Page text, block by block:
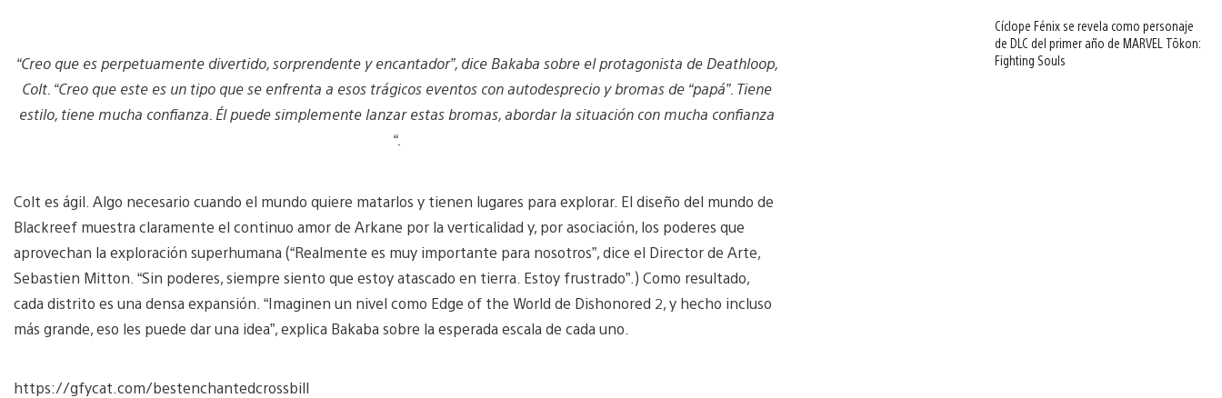
“Creo que es perpetuamente divertido, sorprendente y encantador”, dice Bakaba sobre el protagonista de Deathloop,
Colt. “Creo que este es un tipo que se enfrenta a esos trágicos eventos con autodesprecio y bromas de “papá”. Tiene
estilo, tiene mucha confianza. Él puede simplemente lanzar estas bromas, abordar la situación con mucha confianza
“.
Colt es ágil. Algo necesario cuando el mundo quiere matarlos y tienen lugares para explorar. El diseño del mundo de
Blackreef muestra claramente el continuo amor de Arkane por la verticalidad y, por asociación, los poderes que
aprovechan la exploración superhumana (“Realmente es muy importante para nosotros”, dice el Director de Arte,
Sebastien Mitton. “Sin poderes, siempre siento que estoy atascado en tierra. Estoy frustrado”.) Como resultado,
cada distrito es una densa expansión. “Imaginen un nivel como Edge of the World de Dishonored 2, y hecho incluso
más grande, eso les puede dar una idea”, explica Bakaba sobre la esperada escala de cada uno.
https://gfycat.com/bestenchantedcrossbill
Cíclope Fénix se revela como personaje
de DLC del primer año de MARVEL Tōkon:
Fighting Souls